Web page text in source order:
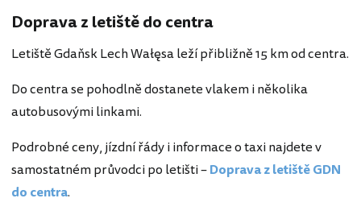
Doprava z letiště do centra
Letiště Gdaňsk Lech Wałęsa leží přibližně 15 km od centra.
Do centra se pohodlně dostanete vlakem i několika
autobusovými linkami.
Podrobné ceny, jízdní řády i informace o taxi najdete v
samostatném průvodci po letišti –Doprava z letiště GDN
do centra.